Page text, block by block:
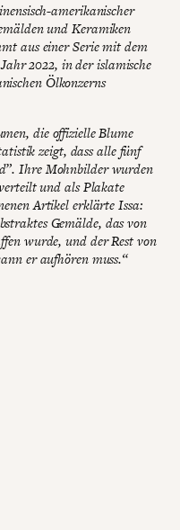
amerikanischer
und Keramiken
aus einer Serie mit dem
2022, in der islamische
Ölkonzerns
die offizielle Blume
zeigt, dass alle fünf
Ihre Mohnbilder wurden
und als Plakate
Artikel erklärte Issa:
Gemälde, das von
wurde, und der Rest von
er aufhören muss.“